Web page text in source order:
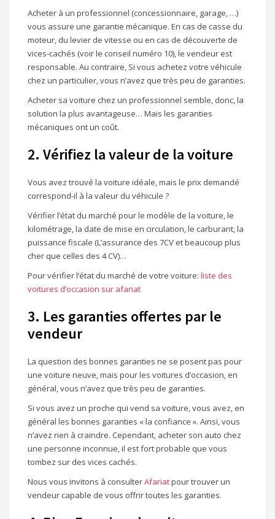
Acheter à un professionnel (concessionnaire, garage, …)
vous assure une garantie mécanique. En cas de casse du
moteur, du levier de vitesse ou en cas de découverte de
vices-cachés (voir le conseil numéro 10), le vendeur est
responsable. Au contraire, Si vous achetez votre véhicule
chez un particulier, vous n’avez que très peu de garanties.
Acheter sa voiture chez un professionnel semble, donc, la
solution la plus avantageuse… Mais les garanties
mécaniques ont un coût.
2. Vérifiez la valeur de la voiture
Vous avez trouvé la voiture idéale, mais le prix demandé
correspond-il à la valeur du véhicule ?
Vérifier l’état du marché pour le modèle de la voiture, le
kilométrage, la date de mise en circulation, le carburant, la
puissance fiscale (L’assurance des 7CV et beaucoup plus
cher que celles des 4 CV)…
Pour vérifier l’état du marché de votre voiture: liste des
voitures d’occasion sur afariat
3. Les garanties offertes par le
vendeur
La question des bonnes garanties ne se posent pas pour
une voiture neuve, mais pour les voitures d’occasion, en
général, vous n’avez que très peu de garanties.
Si vous avez un proche qui vend sa voiture, vous avez, en
général les bonnes garanties « la confiance ». Ainsi, vous
n’avez rien à craindre. Cependant, acheter son auto chez
une personne inconnue, il est fort probable que vous
tombez sur des vices cachés.
Nous vous invitons à consulterAfariatpour trouver un
vendeur capable de vous offrir toutes les garanties.